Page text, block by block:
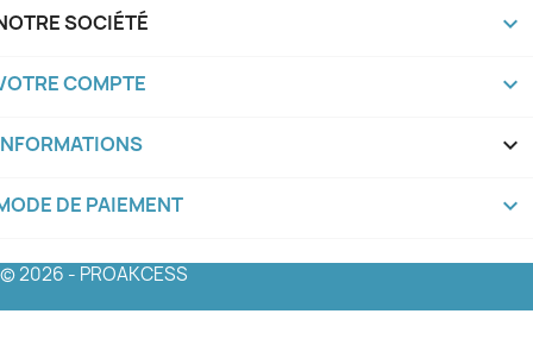
SOCIÉTÉ 
COMPTE 
keyboard_arrow_down
DE PAIEMENT keyboard_arrow_down
© 2026 - PROAKCESS